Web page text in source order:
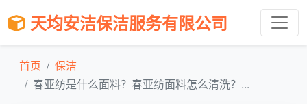
天均安洁保洁服务有限公司
首页
保洁
春亚纺是什么面料？春亚纺面料怎么清洗？...